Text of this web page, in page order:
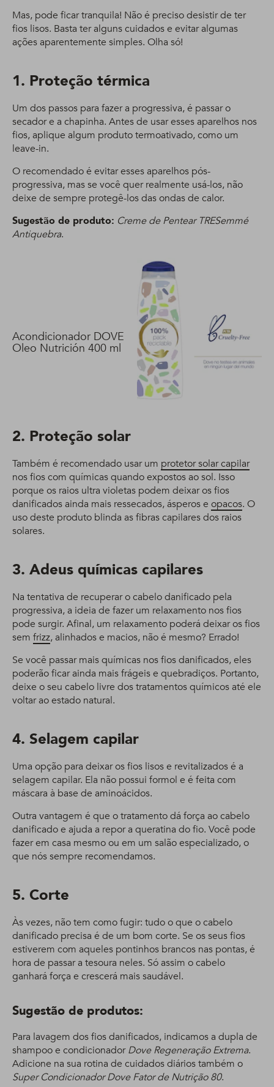
Mas, pode ficar tranquila! Não é preciso desistir de ter
fios lisos. Basta ter alguns cuidados e evitar algumas
ações aparentemente simples. Olha só!
1. Proteção térmica
Um dos passos para fazer a progressiva, é passar o
secador e a chapinha. Antes de usar esses aparelhos nos
fios, aplique algum produto termoativado, como um
leave-in.
O recomendado é evitar esses aparelhos pós-
progressiva, mas se você quer realmente usá-los, não
deixe de sempre protegê-los das ondas de calor.
Sugestão de produto: Creme de Pentear TRESemmé
Antiquebra.
Acondicionador DOVE
Oleo Nutrición 400 ml
2. Proteção solar
Também é recomendado usar um protetor solar capilar
nos fios com químicas quando expostos ao sol. Isso
porque os raios ultra violetas podem deixar os fios
danificados ainda mais ressecados, ásperos e opacos. O
uso deste produto blinda as fibras capilares dos raios
solares.
3. Adeus químicas capilares
Na tentativa de recuperar o cabelo danificado pela
progressiva, a ideia de fazer um relaxamento nos fios
pode surgir. Afinal, um relaxamento poderá deixar os fios
sem frizz, alinhados e macios, não é mesmo? Errado!
Se você passar mais químicas nos fios danificados, eles
poderão ficar ainda mais frágeis e quebradiços. Portanto,
deixe o seu cabelo livre dos tratamentos químicos até ele
voltar ao estado natural.
4. Selagem capilar
Uma opção para deixar os fios lisos e revitalizados é a
selagem capilar. Ela não possui formol e é feita com
máscara à base de aminoácidos.
Outra vantagem é que o tratamento dá força ao cabelo
danificado e ajuda a repor a queratina do fio. Você pode
fazer em casa mesmo ou em um salão especializado, o
que nós sempre recomendamos.
5. Corte
Às vezes, não tem como fugir: tudo o que o cabelo
danificado precisa é de um bom corte. Se os seus fios
estiverem com aqueles pontinhos brancos nas pontas, é
hora de passar a tesoura neles. Só assim o cabelo
ganhará força e crescerá mais saudável.
Sugestão de produtos:
Para lavagem dos fios danificados, indicamos a dupla de
shampoo e condicionadorDove Regeneração Extrema.
Adicione na sua rotina de cuidados diários também o
Super Condicionador Dove Fator de Nutrição 80.